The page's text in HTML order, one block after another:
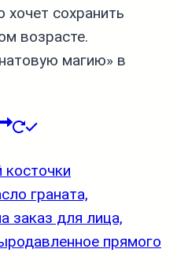
хочет сохранить
возрасте.
магию» в